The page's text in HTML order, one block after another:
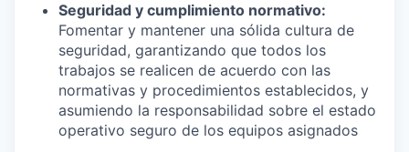
Seguridad y cumplimiento normativo:
Fomentar y mantener una sólida cultura de
seguridad, garantizando que todos los
trabajos se realicen de acuerdo con las
normativas y procedimientos establecidos, y
asumiendo la responsabilidad sobre el estado
operativo seguro de los equipos asignados